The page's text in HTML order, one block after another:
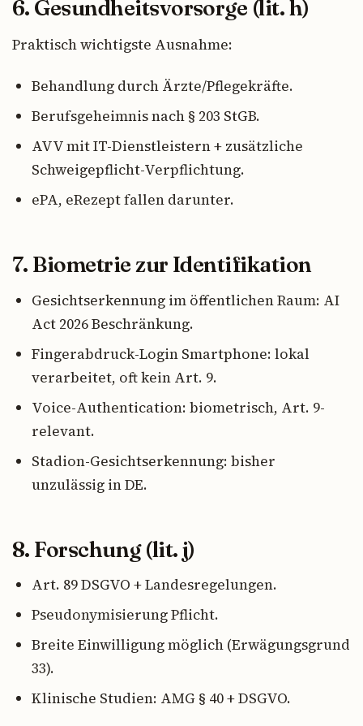
6. Gesundheitsvorsorge (lit. h)
Praktisch wichtigste Ausnahme:
Behandlung durch Ärzte/Pflegekräfte.
Berufsgeheimnis nach § 203 StGB.
AVV mit IT-Dienstleistern + zusätzliche
Schweigepflicht-Verpflichtung.
ePA, eRezept fallen darunter.
7. Biometrie zur Identifikation
Gesichtserkennung im öffentlichen Raum: AI
Act 2026 Beschränkung.
Fingerabdruck-Login Smartphone: lokal
verarbeitet, oft kein Art. 9.
Voice-Authentication: biometrisch, Art. 9-
relevant.
Stadion-Gesichtserkennung: bisher
unzulässig in DE.
8. Forschung (lit. j)
Art. 89 DSGVO + Landesregelungen.
Pseudonymisierung Pflicht.
Breite Einwilligung möglich (Erwägungsgrund
33).
Klinische Studien: AMG § 40 + DSGVO.